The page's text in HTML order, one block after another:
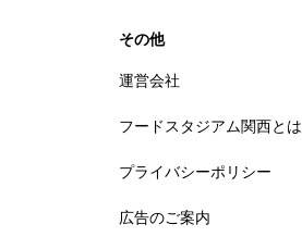
その他
運営会社
フードスタジアム関西とは
プライバシーポリシー
広告のご案内